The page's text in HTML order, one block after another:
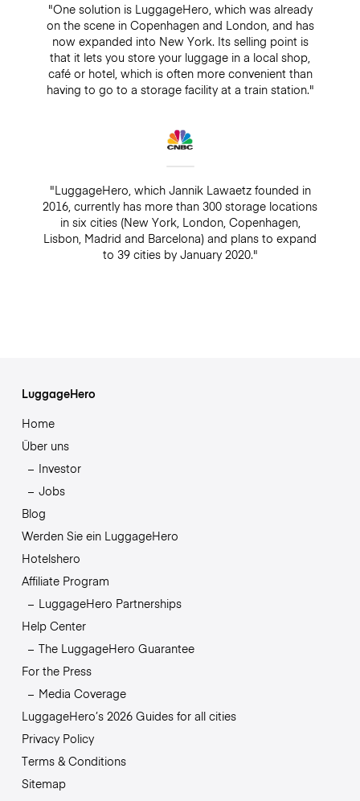
"One solution is LuggageHero, which was already
on the scene in Copenhagen and London, and has
now expanded into New York. Its selling point is
that it lets you store your luggage in a local shop,
café or hotel, which is often more convenient than
having to go to a storage facility at a train station."
"LuggageHero, which Jannik Lawaetz founded in
2016, currently has more than 300 storage locations
in six cities (New York, London, Copenhagen,
Lisbon, Madrid and Barcelona) and plans to expand
to 39 cities by January 2020."
LuggageHero
Home
Über uns
Investor
Jobs
Blog
Werden Sie ein LuggageHero
Hotelshero
Affiliate Program
LuggageHero Partnerships
Help Center
The LuggageHero Guarantee
For the Press
Media Coverage
LuggageHero’s 2026 Guides for all cities
Privacy Policy
Terms & Conditions
Sitemap